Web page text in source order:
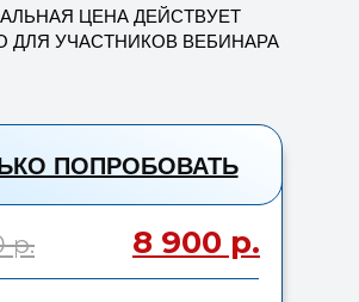
ПОПРОБОВАТЬ
р. 8 900 р.
ЦЕНА ДЕЙСТВУЕТ
ДЛЯ УЧАСТНИКОВ ВЕБИНАРА